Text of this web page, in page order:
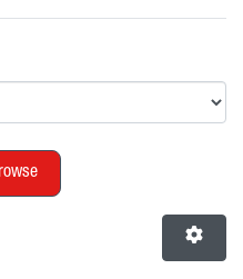
by Subject